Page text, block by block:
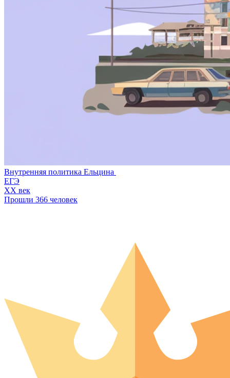
Внутренняя политика Ельцина
ЕГЭ
XX век
Прошли 366 человек